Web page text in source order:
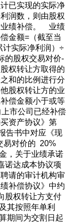
已实现的实际净
润数，则由股权
业绩补偿。 业绩
金额=（截至当
计实际净利润）÷
的股权交易对价-
权转让方取得的
和的比例进行分
股权转让方的业
偿金额小于或等
市公司已经补偿
资产协议》第
告书中对应《现
易对价的 20%
，关于业绩承诺
诺达成本协议项
请的审计机构审
补偿协议》中约
股权转让方支付
其按照年单利
期间为交割日起